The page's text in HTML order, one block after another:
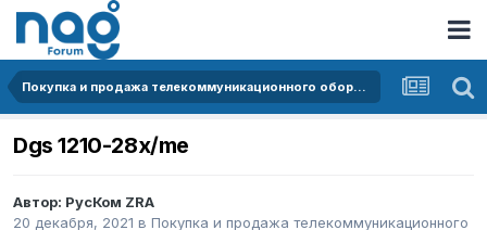
Покупка и продажа телекоммуникационного оборудования
Dgs 1210-28x/me
Автор: РусКом ZRA
20 декабря, 2021 в Покупка и продажа телекоммуникационного